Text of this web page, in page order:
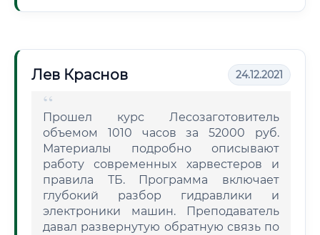
Лев Краснов 24.12.2021
Прошел курс Лесозаготовитель
объемом 1010 часов за 52000 руб.
Материалы подробно описывают
работу современных харвестеров и
правила ТБ. Программа включает
глубокий разбор гидравлики и
электроники машин. Преподаватель
давал развернутую обратную связь по